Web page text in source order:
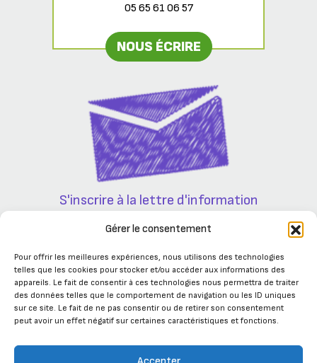
Gérer le consentement
Pour offrir les meilleures expériences, nous utilisons des technologies
telles que les cookies pour stocker et/ou accéder aux informations des
appareils. Le fait de consentir à ces technologies nous permettra de traiter
des données telles que le comportement de navigation ou les ID uniques
sur ce site. Le fait de ne pas consentir ou de retirer son consentement
peut avoir un effet négatif sur certaines caractéristiques et fonctions.
05 65 61 06 57
NOUS ÉCRIRE
S'inscrire à la lettre d'information